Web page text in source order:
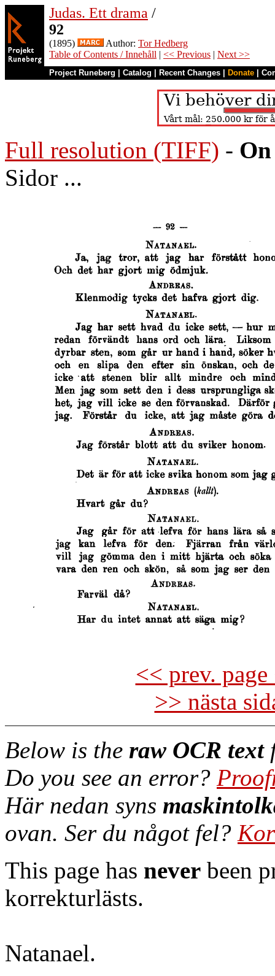
Judas. Ett drama /
92
(1895) Author: Tor Hedberg
Table of Contents / Innehåll | << Previous | Next >>
Project Runeberg Catalog Recent Changes Donate
Full resolution (TIFF) -
Sidor ...
<< prev.
>> nästa
Below is the raw OCR text
Do you see an error?
Här nedan syns
ovan. Ser du något fel?
This page has never been
korrekturlästs.
Natanael.